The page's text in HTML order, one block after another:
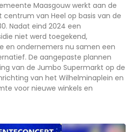
Maasgouw werkt aan de
centrum van Heel op basis van de
Nadat eind 2024 een
niet werd toegekend,
en ondernemers nu samen een
De aangepaste plannen
van de Jumbo Supermarkt op de
van het Wilhelminaplein en
voor nieuwe winkels en